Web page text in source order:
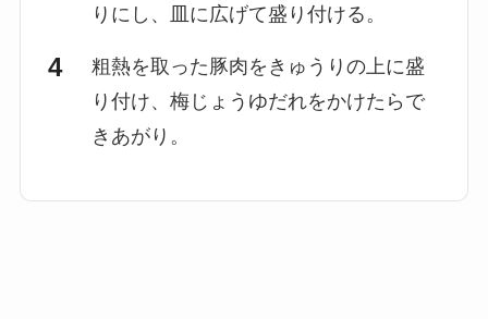
りにし、皿に広げて盛り付ける。
粗熱を取った豚肉をきゅうりの上に盛
り付け、梅じょうゆだれをかけたらで
きあがり。